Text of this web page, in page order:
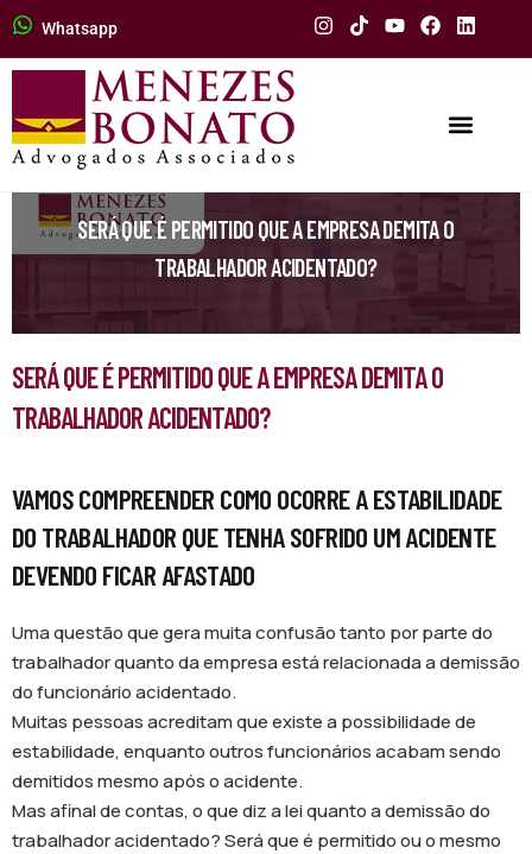
Whatsapp
SERÁ QUE É PERMITIDO QUE A EMPRESA DEMITA O
TRABALHADOR ACIDENTADO?
SERÁ QUE É PERMITIDO QUE A EMPRESA DEMITA O
TRABALHADOR ACIDENTADO?
VAMOS COMPREENDER COMO OCORRE A ESTABILIDADE
DO TRABALHADOR QUE TENHA SOFRIDO UM ACIDENTE
DEVENDO FICAR AFASTADO
Uma questão que gera muita confusão tanto por parte do
trabalhador quanto da empresa está relacionada a demissão
do funcionário acidentado.
Muitas pessoas acreditam que existe a possibilidade de
estabilidade, enquanto outros funcionários acabam sendo
demitidos mesmo após o acidente.
Mas afinal de contas, o que diz a lei quanto a demissão do
trabalhador acidentado? Será que é permitido ou o mesmo